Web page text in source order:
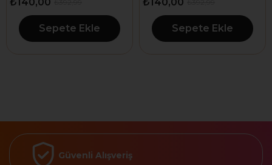
Sepete Ekle Sepete Ekle
Güvenli Alışveriş